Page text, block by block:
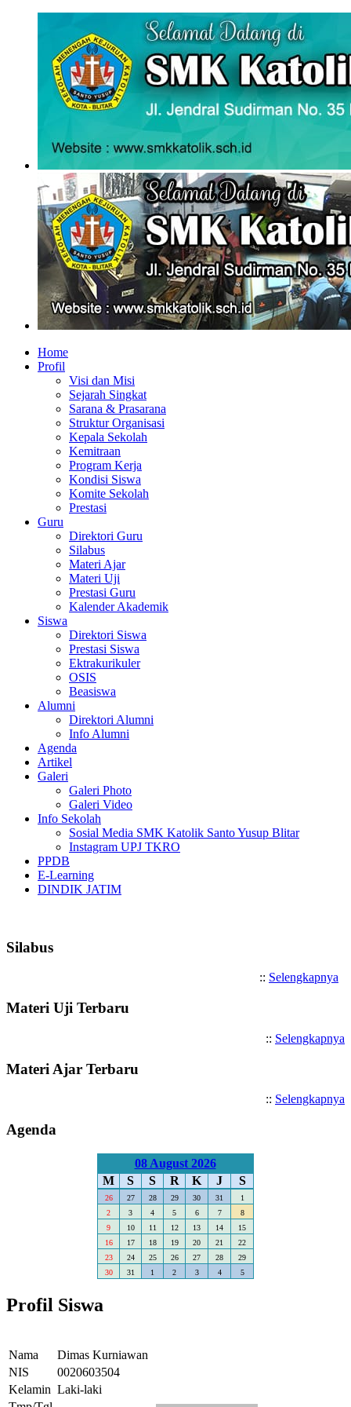
Home
Profil
Visi dan Misi
Sejarah Singkat
Sarana & Prasarana
Struktur Organisasi
Kepala Sekolah
Kemitraan
Program Kerja
Kondisi Siswa
Komite Sekolah
Prestasi
Guru
Direktori Guru
Silabus
Materi Ajar
Materi Uji
Prestasi Guru
Kalender Akademik
Siswa
Direktori Siswa
Prestasi Siswa
Ektrakurikuler
OSIS
Beasiswa
Alumni
Direktori Alumni
Info Alumni
Agenda
Artikel
Galeri
Galeri Photo
Galeri Video
Info Sekolah
Sosial Media SMK Katolik Santo Yusup Blitar
Instagram UPJ TKRO
PPDB
E-Learning
DINDIK JATIM
Silabus
:: Selengkapnya
Materi Uji Terbaru
:: Selengkapnya
Materi Ajar Terbaru
:: Selengkapnya
Agenda
08 August 2026
M
S S R K J S
26 27 28 29 30 31
1
2
3 4 5 6 7
8
9
10 11 12 13 14
15
16
17 18 19 20 21
22
23
24 25 26 27 28
29
30
31 1 2 3 4 5
Profil Siswa
Nama
Dimas Kurniawan
NIS
0020603504
Kelamin Laki-laki